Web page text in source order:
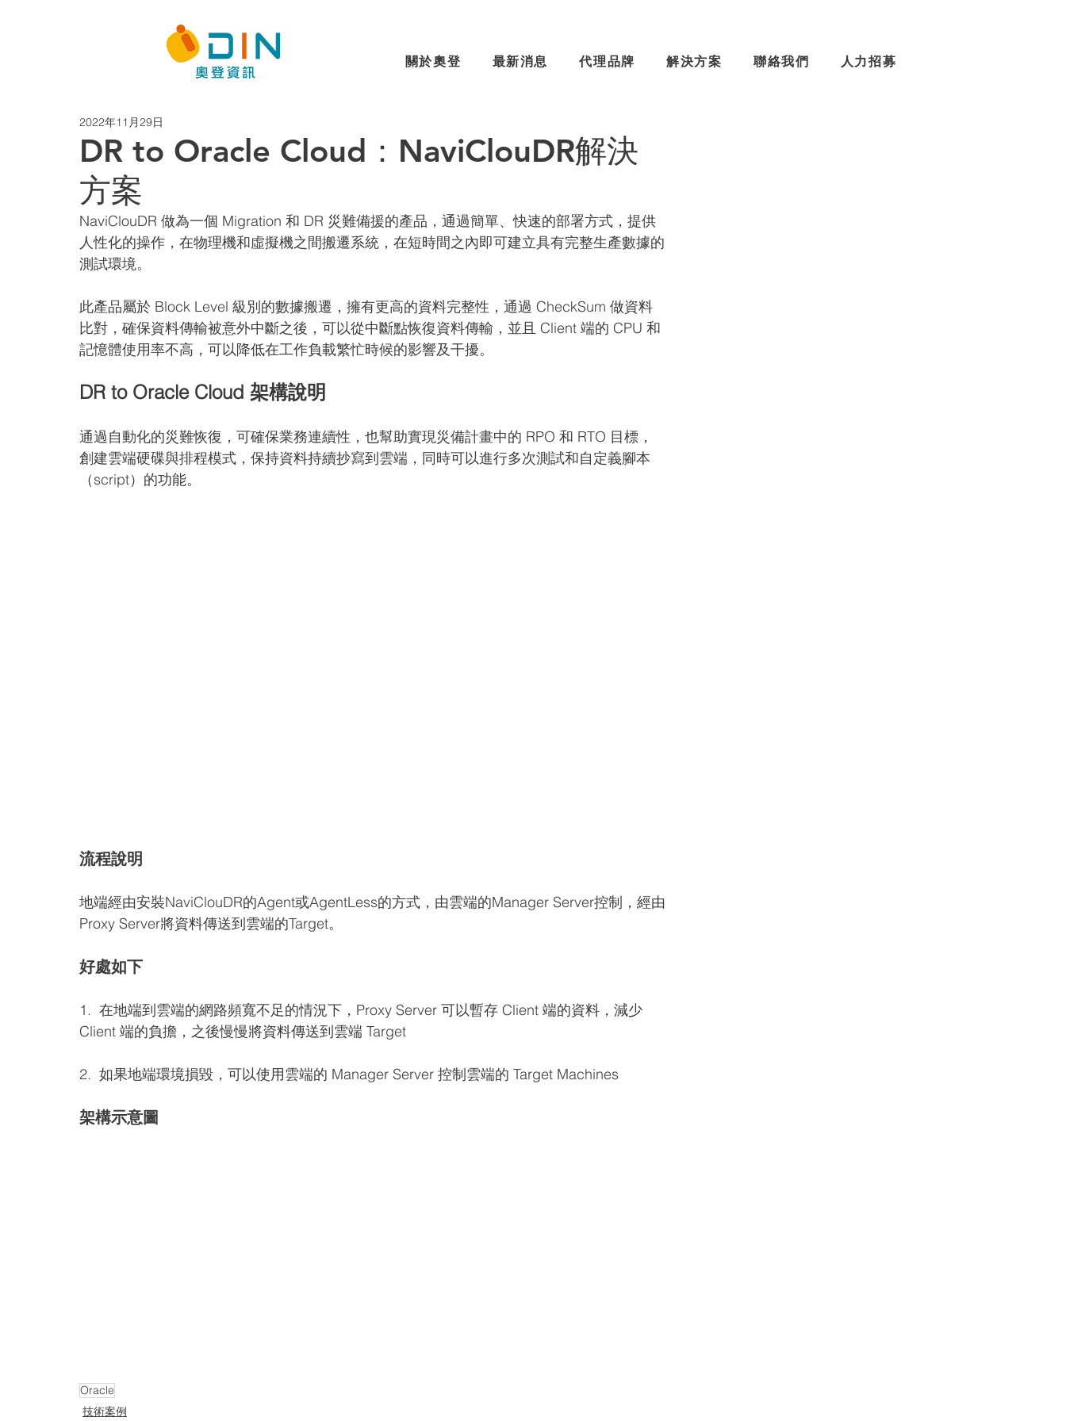
關於奧登 最新消息 代理品牌 解決方案 聯絡我們 人力招募
DR to Oracle Cloud：NaviClouDR解決
方案
2022年11月29日
NaviClouDR 做為一個 Migration 和 DR 災難備援的產品，通過簡單、快速的部署方式，提供
人性化的操作，在物理機和虛擬機之間搬遷系統，在短時間之內即可建立具有完整生產數據的
測試環境。
此產品屬於 Block Level 級別的數據搬遷，擁有更高的資料完整性，通過 CheckSum 做資料
比對，確保資料傳輸被意外中斷之後，可以從中斷點恢復資料傳輸，並且 Client 端的 CPU 和
記憶體使用率不高，可以降低在工作負載繁忙時候的影響及干擾。
DR to Oracle Cloud 架構說明
通過自動化的災難恢復，可確保業務連續性，也幫助實現災備計畫中的 RPO 和 RTO 目標，
創建雲端硬碟與排程模式，保持資料持續抄寫到雲端，同時可以進行多次測試和自定義腳本
（script）的功能。
流程說明
地端經由安裝NaviClouDR的Agent或AgentLess的方式，由雲端的Manager Server控制，經由
Proxy Server將資料傳送到雲端的Target。
好處如下
1.  在地端到雲端的網路頻寬不足的情況下，Proxy Server 可以暫存 Client 端的資料，減少
Client 端的負擔，之後慢慢將資料傳送到雲端 Target
2.  如果地端環境損毀，可以使用雲端的 Manager Server 控制雲端的 Target Machines
架構示意圖
Oracle
技術案例